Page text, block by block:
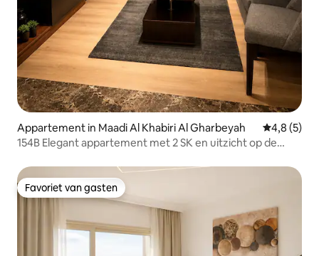
Appartement in Maadi Al Khabiri Al Gharbeyah
4,8 (5)
154B Elegant appartement met 2 SK en uitzicht op de
Favoriet van gasten
Favoriet van gasten